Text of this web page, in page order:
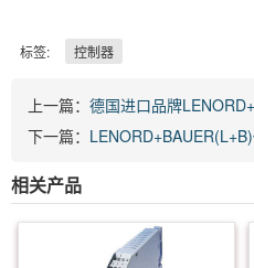
标签: 控制器
上一篇： 德国进口品牌LENORD+BAUER(L+B)编
下一篇： LENORD+BAUER(L+B)传感器原
相关产品